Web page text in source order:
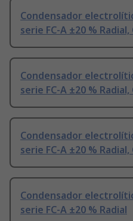
Condensador
serie FC-A ±20 %
Condensador
serie FC-A ±20 %
Condensador
serie FC-A ±20 %
Condensador
serie FC-A ±20 % Radial